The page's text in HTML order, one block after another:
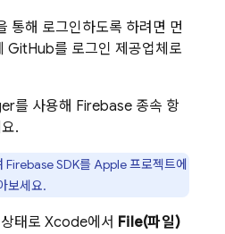
통해 로그인하도록 하려면 먼
GitHub를 로그인 제공업체로
를 사용해 Firebase 종속 항
.
Firebase SDK를 Apple 프로젝트에
보세요.
태로 Xcode에서 File(파일)